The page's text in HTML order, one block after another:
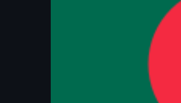
Preguntas frecuentes sobre VPS en Bangladesh